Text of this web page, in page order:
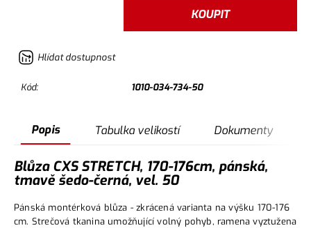
KOUPIT
Hlídat dostupnost
Kód: 1010-034-734-50
Popis Tabulka velikostí Dokumenty
Blůza CXS STRETCH, 170-176cm, pánská,
tmavě šedo-černá, vel. 50
Pánská montérková blůza - zkrácená varianta na výšku 170-176
cm. Strečová tkanina umožňující volný pohyb, ramena vyztužena